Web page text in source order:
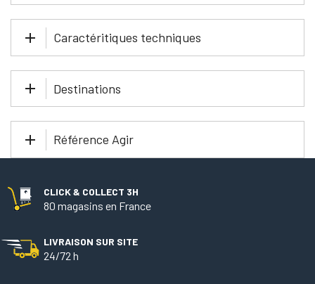
Caractéritiques techniques
Destinations
Référence Agir
CLICK & COLLECT 3H
80 magasins en France
LIVRAISON SUR SITE
24/72 h